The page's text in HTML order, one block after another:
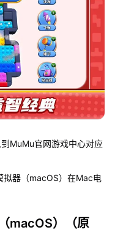
MuMu官网游戏中心对应
拟器（macOS）在Mac电
macOS）（原